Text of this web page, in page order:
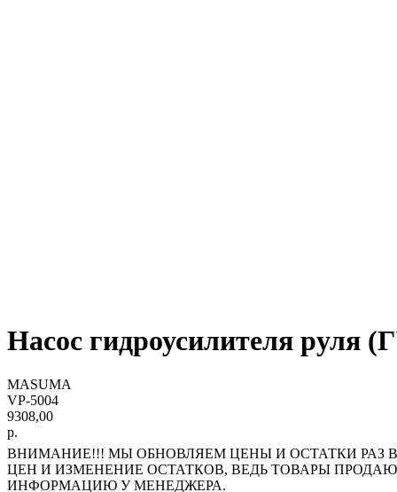
Насос гидроусилителя руля
MASUMA
VP-5004
9308,00
р.
ВНИМАНИЕ!!! МЫ ОБНОВЛЯЕМ ЦЕНЫ И ОСТАТКИ РАЗ
ЦЕН И ИЗМЕНЕНИЕ ОСТАТКОВ, ВЕДЬ ТОВАРЫ
ИНФОРМАЦИЮ У МЕНЕДЖЕРА.